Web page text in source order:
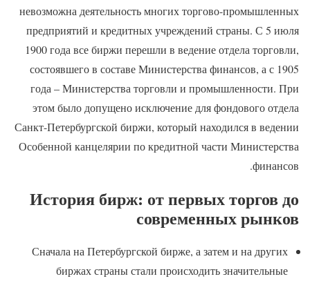
невозможна деятельность многих торгово-промышленных
предприятий и кредитных учреждений страны. С 5 июля
1900 года все биржи перешли в ведение отдела торговли,
состоявшего в составе Министерства финансов, а с 1905
года – Министерства торговли и промышленности. При
этом было допущено исключение для фондового отдела
Санкт-Петербургской биржи, который находился в ведении
Особенной канцелярии по кредитной части Министерства
финансов.
История бирж: от первых торгов до
современных рынков
Сначала на Петербургской бирже, а затем и на других
биржах страны стали происходить значительные